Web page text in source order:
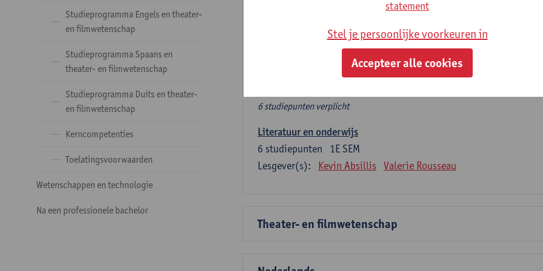
Studieprogramma Engels en theater-
en filmwetenschap
Studieprogramma Spaans en
theater- en filmwetenschap
Studieprogramma Duits en theater-
en filmwetenschap
Kerncompetenties
Toelatingsvoorwaarden
Wetenschappen en technologie
Na een professionele bachelor
Verplicht algemeen opleidingsonderdeel
Deze 6 verplichte studiepunten tellen mee in de
6 studiepunten verplicht
Literatuur en onderwijs
1E SEM
6 studiepunten
Lesgever(s):
Kevin Absillis Valerie Rousseau
Theater- en filmwetenschap
statement
Stel je persoonlijke voorkeuren in
Accepteer alle cookies